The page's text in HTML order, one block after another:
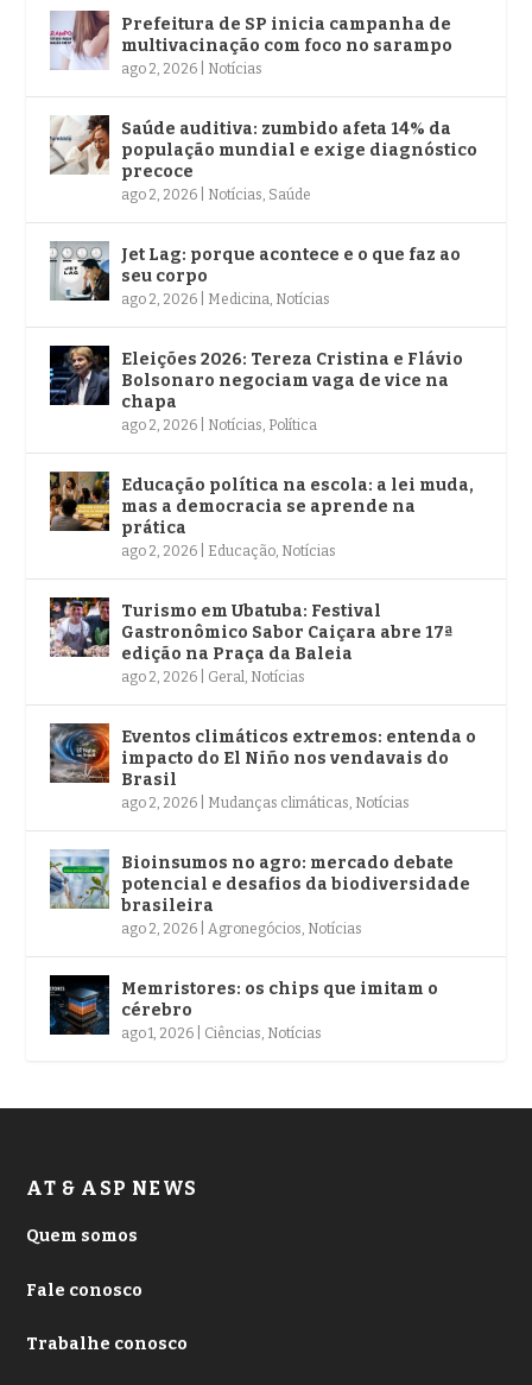
Prefeitura de SP inicia campanha de
multivacinação com foco no sarampo
ago 2, 2026 Notícias
Saúde auditiva: zumbido afeta 14% da
população mundial e exige diagnóstico
precoce
ago 2, 2026 Notícias, Saúde
Jet Lag: porque acontece e o que faz ao
seu corpo
ago 2, 2026 Medicina, Notícias
Eleições 2026: Tereza Cristina e Flávio
Bolsonaro negociam vaga de vice na
chapa
ago 2, 2026 Notícias, Política
Educação política na escola: a lei muda,
mas a democracia se aprende na
prática
ago 2, 2026 Educação, Notícias
Turismo em Ubatuba: Festival
Gastronômico Sabor Caiçara abre 17ª
edição na Praça da Baleia
ago 2, 2026 Geral, Notícias
Eventos climáticos extremos: entenda o
impacto do El Niño nos vendavais do
Brasil
ago 2, 2026 Mudanças climáticas, Notícias
Bioinsumos no agro: mercado debate
potencial e desafios da biodiversidade
brasileira
ago 2, 2026 |Agronegócios, Notícias
Memristores: os chips que imitam o
cérebro
ago 1, 2026 Ciências, Notícias
AT & ASP NEWS
Quem somos
Fale conosco
Trabalhe conosco